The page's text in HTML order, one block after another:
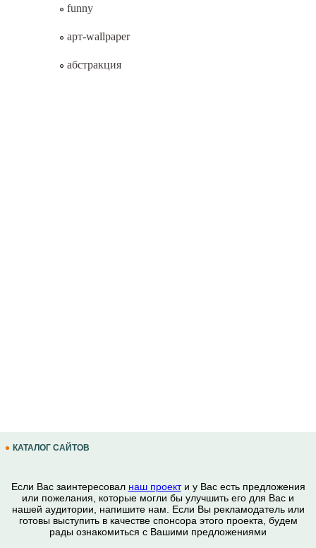
funny
арт-wallpaper
абстракция
КАТАЛОГ САЙТОВ
Если Вас заинтересовал наш проекти у Вас есть предложения
или пожелания, которые могли бы улучшить его для Вас и
нашей аудитории, напишите нам. Если Вы рекламодатель или
готовы выступить в качестве спонсора этого проекта, будем
рады ознакомиться с Вашими предложениями